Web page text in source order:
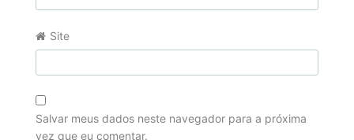
Site
Salvar meus dados neste navegador para a próxima
vez que eu comentar.